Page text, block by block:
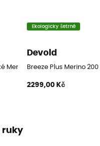
Merinoové Trička
Ekologicky šetrné
Devold
Breeze Plus Merino
2299,00 Kč
ruky